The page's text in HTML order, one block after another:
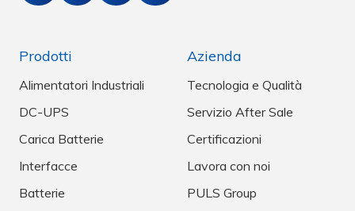
Prodotti
Alimentatori Industriali
DC-UPS
Carica Batterie
Interfacce
Batterie
Azienda
Tecnologia e Qualità
Servizio After Sale
Certificazioni
Lavora con noi
PULS Group